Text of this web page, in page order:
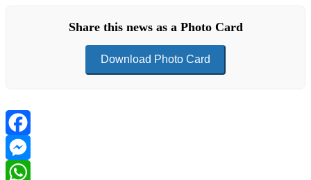
Share this news as a Photo Card
Download Photo Card
Facebook
Messenger